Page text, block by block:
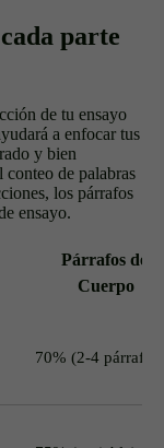
parte
de tu ensayo
a enfocar tus
y bien
conteo de palabras
los párrafos
ensayo.
Párrafos del
Cuerpo
70% (2-4 párrafos)